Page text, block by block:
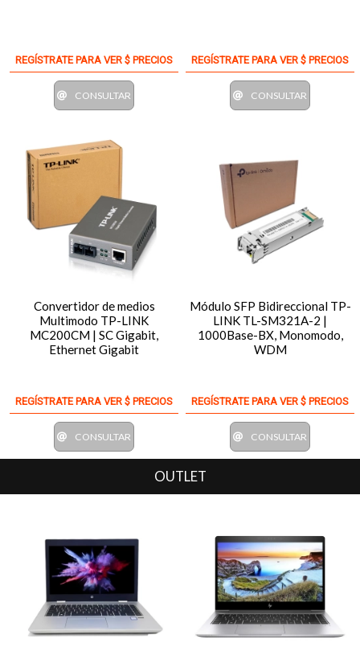
REGÍSTRATE PARA VER $ PRECIOS
CONSULTAR
REGÍSTRATE PARA VER $ PRECIOS
CONSULTAR
Convertidor de medios
Multimodo TP-LINK
MC200CM | SC Gigabit,
Ethernet Gigabit
REGÍSTRATE PARA VER $ PRECIOS
CONSULTAR
Módulo SFP Bidireccional TP-
LINK TL-SM321A-2 |
1000Base-BX, Monomodo,
WDM
REGÍSTRATE PARA VER $ PRECIOS
CONSULTAR
OUTLET